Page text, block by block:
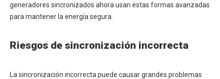
generadores sincronizados ahora usan estas formas avanzadas
para mantener la energía segura.
Riesgos de sincronización incorrecta
La sincronización incorrecta puede causar grandes problemas